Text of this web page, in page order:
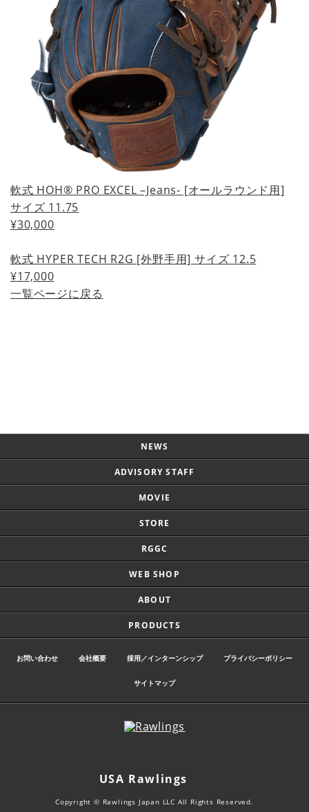
軟式 HOH® PRO EXCEL –Jeans- [オールラウンド用]
サイズ 11.75
¥30,000
軟式 HYPER TECH R2G [外野手用] サイズ 12.5
¥17,000
一覧ページに戻る
NEWS
ADVISORY STAFF
MOVIE
STORE
RGGC
WEB SHOP
ABOUT
PRODUCTS
お問い合わせ 会社概要 採用／インターンシップ プライバシーポリシー
サイトマップ
USA Rawlings
Copyright © Rawlings Japan LLC All Rights Reserved.